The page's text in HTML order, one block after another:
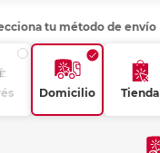
tu método de envío
Domicilio Tienda